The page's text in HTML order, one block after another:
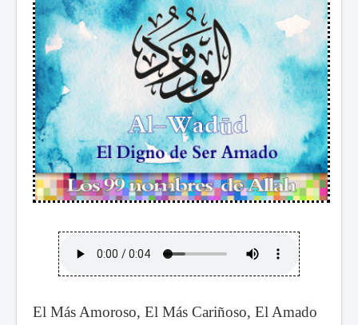
El Más Amoroso, El Más Cariñoso, El Amado